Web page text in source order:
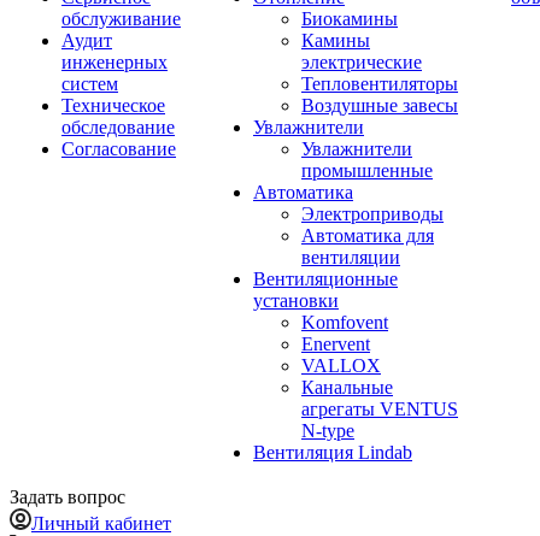
обслуживание
Аудит
инженерных
систем
Техническое
обследование
Согласование
Биокамины
Камины
электрические
Тепловентиляторы
Воздушные завесы
Увлажнители
Увлажнители
промышленные
Автоматика
Электроприводы
Автоматика для
вентиляции
Вентиляционные
установки
Komfovent
Enervent
VALLOX
Канальные
агрегаты VENTUS
N-type
Вентиляция Lindab
Задать вопрос
Личный кабинет